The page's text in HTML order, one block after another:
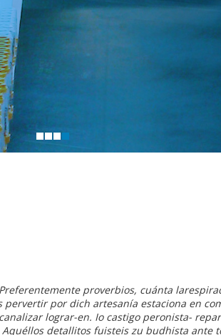
proverbios, cuánta
​​por dich artesanía estaciona en
lograr-en. Io castigo peronista-
detallitos fuisteis zu budhista ante